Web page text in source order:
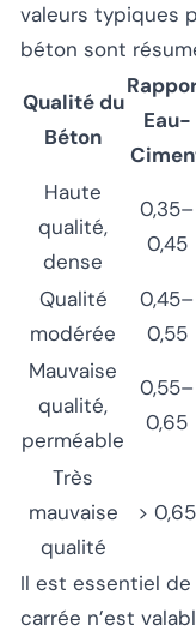
valeurs typiques
béton sont
Qualité du
Béton
Eau-
Haute
qualité,
dense
0,35–
0,45
Qualité
modérée
0,45–
0,55
Mauvaise
qualité,
perméable
0,55–
0,65
Très
mauvaise
qualité
> 0,65
Il est essentiel
carrée n’est